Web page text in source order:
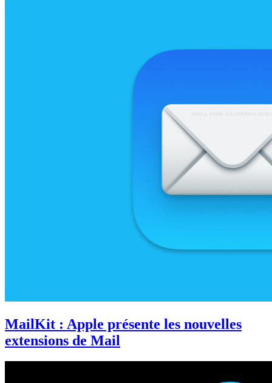
MailKit : Apple présente les nouvelles
extensions de Mail